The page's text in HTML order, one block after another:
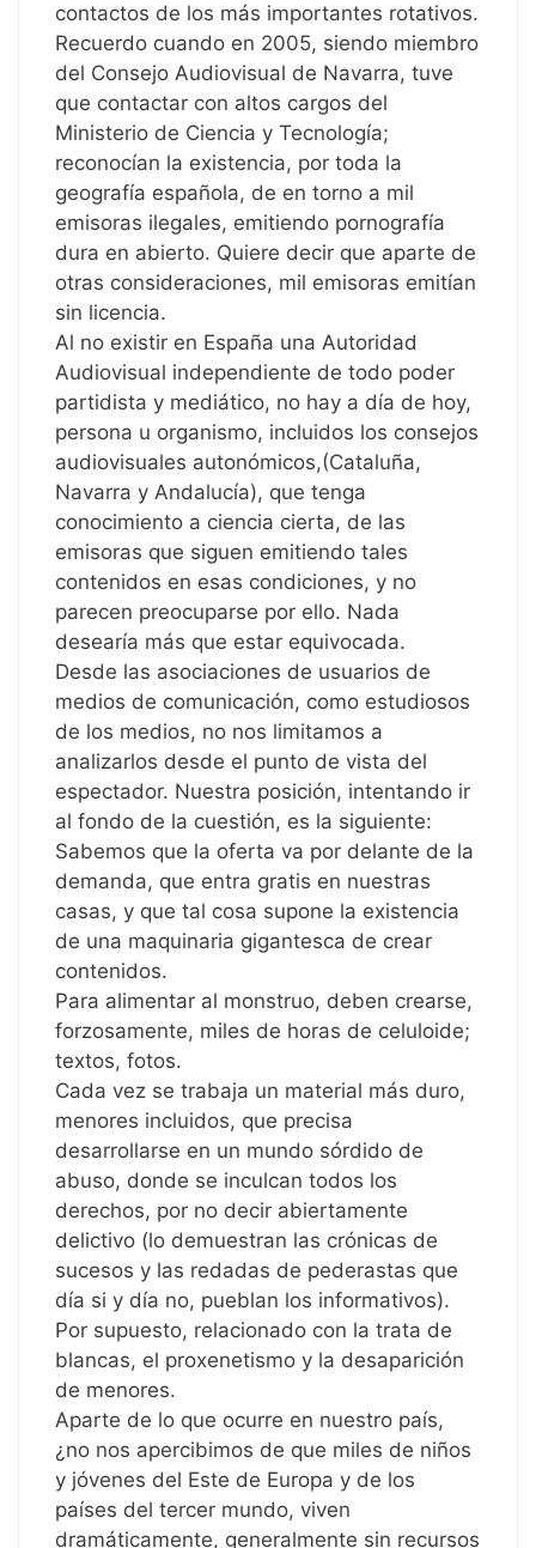
contactos de los más importantes rotativos.
Recuerdo cuando en 2005, siendo miembro
del Consejo Audiovisual de Navarra, tuve
que contactar con altos cargos del
Ministerio de Ciencia y Tecnología;
reconocían la existencia, por toda la
geografía española, de en torno a mil
emisoras ilegales, emitiendo pornografía
dura en abierto. Quiere decir que aparte de
otras consideraciones, mil emisoras emitían
sin licencia.
Al no existir en España una Autoridad
Audiovisual independiente de todo poder
partidista y mediático, no hay a día de hoy,
persona u organismo, incluidos los consejos
audiovisuales autonómicos,(Cataluña,
Navarra y Andalucía), que tenga
conocimiento a ciencia cierta, de las
emisoras que siguen emitiendo tales
contenidos en esas condiciones, y no
parecen preocuparse por ello. Nada
desearía más que estar equivocada.
Desde las asociaciones de usuarios de
medios de comunicación, como estudiosos
de los medios, no nos limitamos a
analizarlos desde el punto de vista del
espectador. Nuestra posición, intentando ir
al fondo de la cuestión, es la siguiente:
Sabemos que la oferta va por delante de la
demanda, que entra gratis en nuestras
casas, y que tal cosa supone la existencia
de una maquinaria gigantesca de crear
contenidos.
Para alimentar al monstruo, deben crearse,
forzosamente, miles de horas de celuloide;
textos, fotos.
Cada vez se trabaja un material más duro,
menores incluidos, que precisa
desarrollarse en un mundo sórdido de
abuso, donde se inculcan todos los
derechos, por no decir abiertamente
delictivo (lo demuestran las crónicas de
sucesos y las redadas de pederastas que
día si y día no, pueblan los informativos).
Por supuesto, relacionado con la trata de
blancas, el proxenetismo y la desaparición
de menores.
Aparte de lo que ocurre en nuestro país,
¿no nos apercibimos de que miles de niños
y jóvenes del Este de Europa y de los
países del tercer mundo, viven
dramáticamente, generalmente sin recursos